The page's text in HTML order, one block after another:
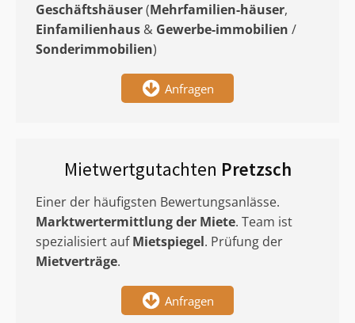
Geschäftshäuser(Mehrfamilien-häuser,
Einfamilienhaus & Gewerbe-immobilien /
Sonderimmobilien)
Anfragen
Mietwertgutachten Pretzsch
Einer der häufigsten Bewertungsanlässe.
Marktwertermittlungder Miete. Team ist
spezialisiert aufMietspiegel. Prüfung der
Mietverträge.
Anfragen